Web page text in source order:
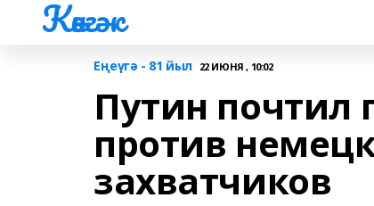
Көнгәк
Еңеүгә - 81 йыл 22 ИЮНЯ , 10:02
Путин почтил
против
захватчиков